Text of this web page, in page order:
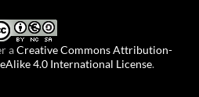
aCreative Commons Attribution-
4.0 International License.